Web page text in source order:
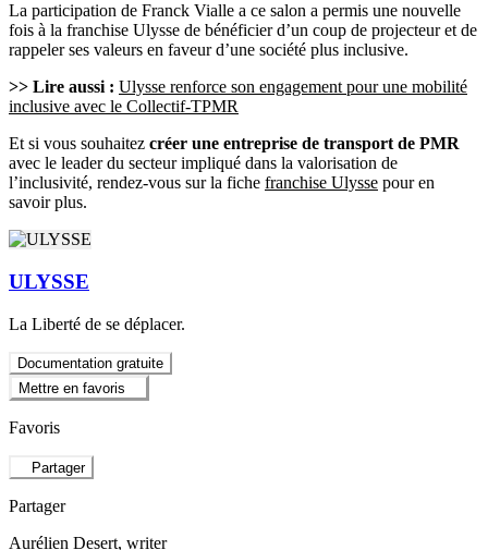
La participation de Franck Vialle a ce salon a permis une nouvelle
fois à la franchise Ulysse de bénéficier d’un coup de projecteur et de
rappeler ses valeurs en faveur d’une société plus inclusive.
>> Lire aussi : Ulysse renforce son engagement pour une mobilité
inclusive avec le Collectif-TPMR
Et si vous souhaitez créer une entreprise de transport de PMR
avec le leader du secteur impliqué dans la valorisation de
l’inclusivité, rendez-vous sur la fiche franchise Ulysse pour en
savoir plus.
ULYSSE
La Liberté de se déplacer.
Documentation gratuite
Mettre en favoris
Favoris
Partager
Partager
Aurélien Desert, writer